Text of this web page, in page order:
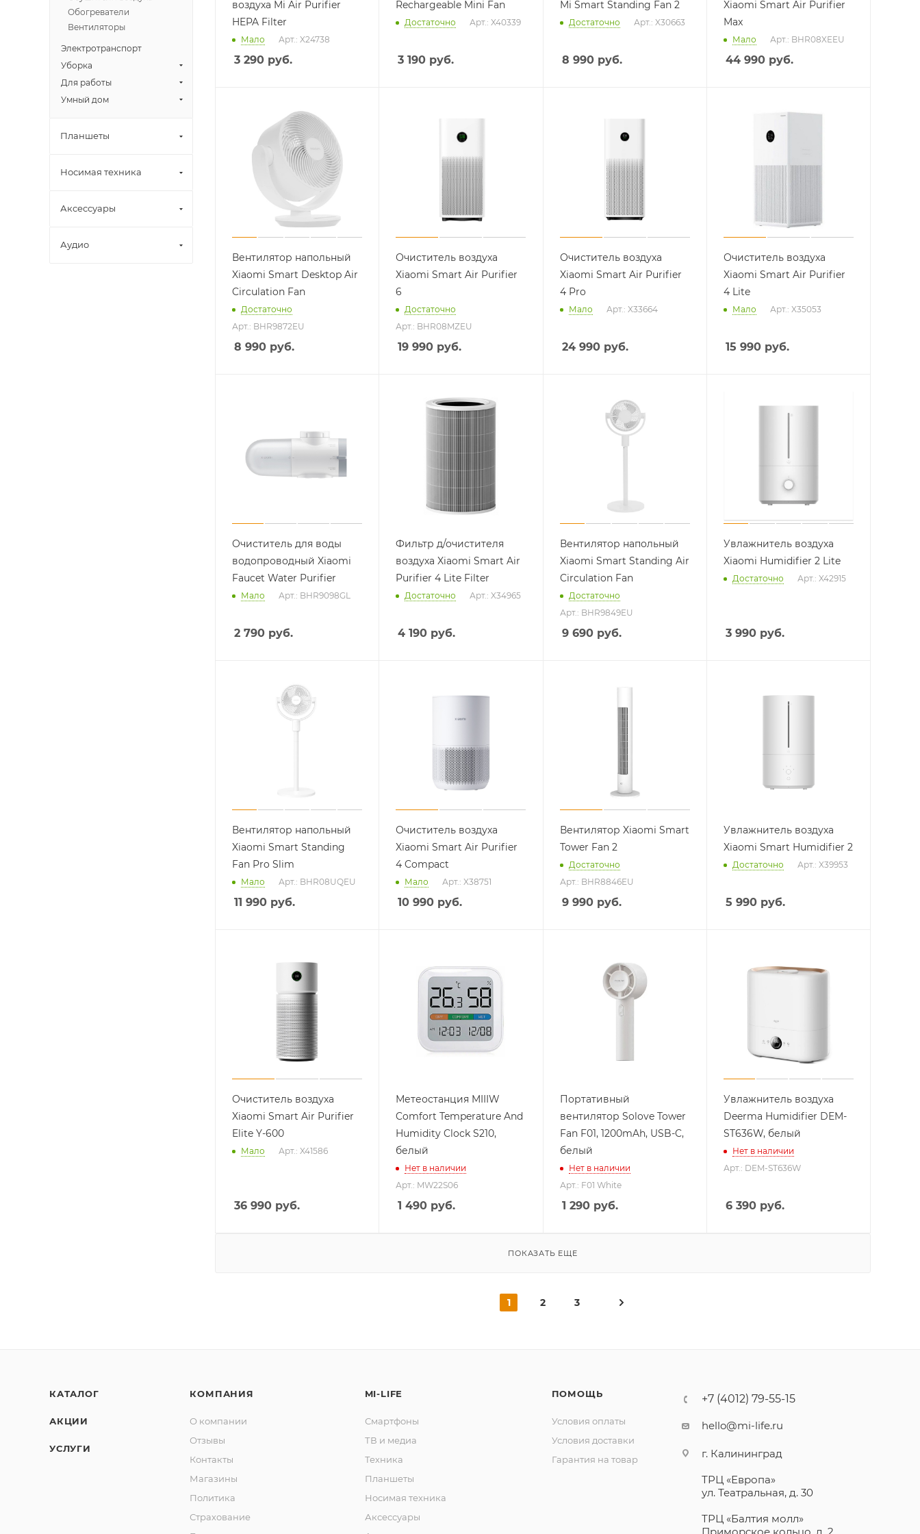
воздуха Mi Air Purifier
HEPA Filter
Мало Арт.: X24738
3 290 руб.
Rechargeable Mini Fan
Достаточно Арт.: X40339
3 190 руб.
Mi Smart Standing Fan 2
Достаточно Арт.: X30663
8 990руб.
Xiaomi Smart Air Purifier
Max
Мало Арт.: BHR08XEEU
44 990руб.
Вентилятор напольный
Xiaomi Smart Desktop Air
Circulation Fan
Достаточно
Арт.: BHR9872EU
8 990 руб.
Очиститель воздуха
Xiaomi Smart Air Purifier
6
Достаточно
Арт.: BHR08MZEU
19 990 руб.
Очиститель воздуха
Xiaomi Smart Air Purifier
4 Pro
Мало Арт.: X33664
24 990руб.
Очиститель воздуха
Xiaomi Smart Air Purifier
4 Lite
Мало Арт.: X35053
15 990руб.
Очиститель для воды
водопроводный Xiaomi
Faucet Water Purifier
Мало Арт.: BHR9098GL
2 790 руб.
Фильтр д/очистителя
воздуха Xiaomi Smart Air
Purifier 4 Lite Filter
Достаточно Арт.: X34965
4 190 руб.
Вентилятор напольный
Xiaomi Smart Standing Air
Circulation Fan
Достаточно
Арт.: BHR9849EU
9 690руб.
Увлажнитель воздуха
Xiaomi Humidifier 2 Lite
Достаточно Арт.: X42915
3 990руб.
Вентилятор напольный
Xiaomi Smart Standing
Fan Pro Slim
Мало Арт.: BHR08UQEU
11 990 руб.
Очиститель воздуха
Xiaomi Smart Air Purifier
4 Compact
Мало Арт.: X38751
10 990 руб.
Вентилятор Xiaomi Smart
Tower Fan 2
Достаточно
Арт.: BHR8846EU
9 990руб.
Увлажнитель воздуха
Xiaomi Smart Humidifier 2
Достаточно Арт.: X39953
5 990руб.
Очиститель воздуха
Xiaomi Smart Air Purifier
Elite Y-600
Мало Арт.: X41586
36 990 руб.
Метеостанция MIIIW
Comfort Temperature And
Humidity Clock S210,
белый
Нет в наличии
Арт.: MW22S06
1 490 руб.
Портативный
вентилятор Solove Tower
Fan F01, 1200mAh, USB-C,
белый
Нет в наличии
Арт.: F01 White
1 290руб.
Увлажнитель воздуха
Deerma Humidifier DEM-
ST636W, белый
Нет в наличии
Арт.: DEM-ST636W
6 390руб.
ПОКАЗАТЬ ЕЩЕ
1 2 3
Обогреватели
Вентиляторы
Электротранспорт
Уборка
Для работы
Умный дом
Планшеты
Носимая техника
Аксессуары
Аудио
КАТАЛОГ
АКЦИИ
УСЛУГИ
КОМПАНИЯ
О компании
Отзывы
Контакты
Магазины
Политика
Страхование
MI-LIFE
Смартфоны
ТВ и медиа
Техника
Планшеты
Носимая техника
Аксессуары
ПОМОЩЬ
Условия оплаты
Условия доставки
Гарантия на товар
+7 (4012) 79-55-15
hello@mi-life.ru
г. Калининград
ТРЦ «Европа»
ул. Театральная, д. 30
ТРЦ «Балтия молл»
с вашей картыпо25%каждые 2 недели
Подробнее об оплате Плайтом
25
недели Остались вопросы?
8 800 302-02-51